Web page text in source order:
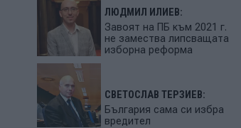
ЛЮДМИЛ ИЛИЕВ:
Завоят на ПБ към 2021 г.
не замества липсващата
изборна реформа
СВЕТОСЛАВ ТЕРЗИЕВ:
България сама си избра
вредител